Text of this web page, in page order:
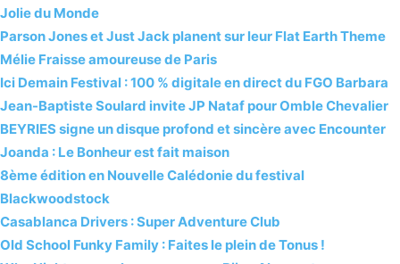
Jolie du Monde
Parson Jones et Just Jack planent sur leur Flat Earth Theme
Mélie Fraisse amoureuse de Paris
Ici Demain Festival : 100 % digitale en direct du FGO Barbara
Jean-Baptiste Soulard invite JP Nataf pour Omble Chevalier
BEYRIES signe un disque profond et sincère avec Encounter
Joanda : Le Bonheur est fait maison
8ème édition en Nouvelle Calédonie du festival
Blackwoodstock
Casablanca Drivers : Super Adventure Club
Old School Funky Family : Faites le plein de Tonus !